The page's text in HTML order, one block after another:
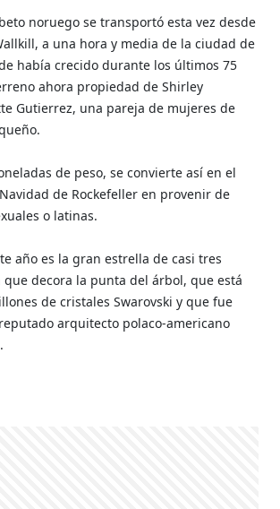
noruego se transportó esta vez desde
a una hora y media de la ciudad de
había crecido durante los últimos 75
ahora propiedad de Shirley
Gutierrez, una pareja de mujeres de
de peso, se convierte así en el
de Rockefeller en provenir de
o latinas.
año es la gran estrella de casi tres
decora la punta del árbol, que está
de cristales Swarovski y que fue
arquitecto polaco-americano